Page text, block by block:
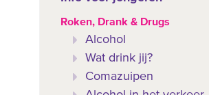
Roken, Drank & Drugs
Alcohol
Wat drink jij?
Comazuipen